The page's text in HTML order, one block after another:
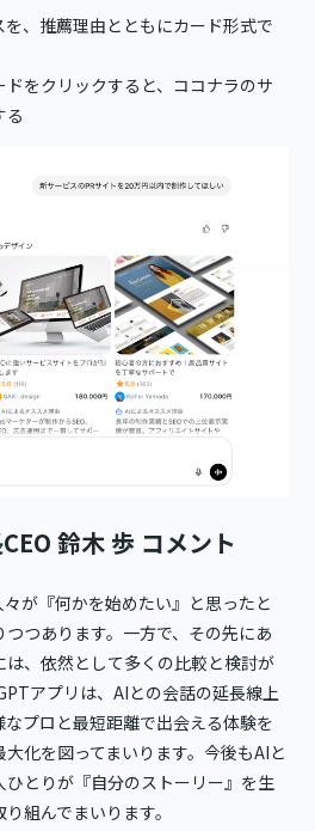
、推薦理由とともにカード形式で
をクリックすると、ココナラのサ
る
鈴木 歩 コメント
が『何かを始めたい』と思ったと
つあります。一方で、その先にあ
、依然として多くの比較と検討が
アプリは、AIとの会話の延長線上
プロと最短距離で出会える体験を
化を図ってまいります。今後もAIと
とりが『自分のストーリー』を生
組んでまいります。